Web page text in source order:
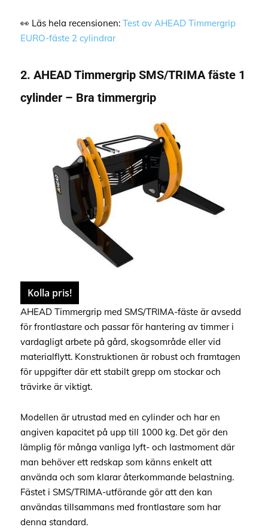
👀 Läs hela recensionen: Test av AHEAD Timmergrip
EURO-fäste 2 cylindrar
2. AHEAD Timmergrip SMS/TRIMA fäste 1
cylinder – Bra timmergrip
Kolla pris!
AHEAD Timmergrip med SMS/TRIMA-fäste är avsedd
för frontlastare och passar för hantering av timmer i
vardagligt arbete på gård, skogsområde eller vid
materialflytt. Konstruktionen är robust och framtagen
för uppgifter där ett stabilt grepp om stockar och
trävirke är viktigt.
Modellen är utrustad med en cylinder och har en
angiven kapacitet på upp till 1000 kg. Det gör den
lämplig för många vanliga lyft- och lastmoment där
man behöver ett redskap som känns enkelt att
använda och som klarar återkommande belastning.
Fästet i SMS/TRIMA-utförande gör att den kan
användas tillsammans med frontlastare som har
denna standard.